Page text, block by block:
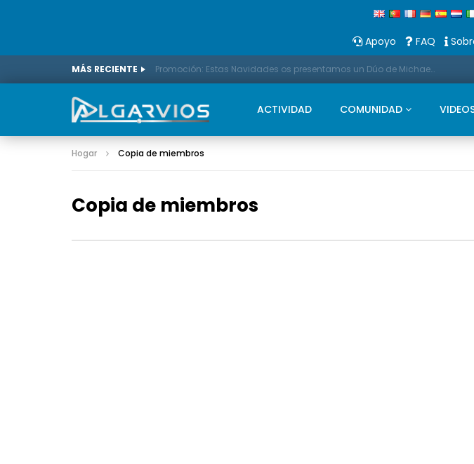
Apoyo FAQ
MÁS RECIENTE Promoción: Estas Navidades os presentamos un Dúo de Michael Bubble Y Saxo
ACTIVIDAD COMUNIDAD
Hogar Copia de miembros
Copia de miembros